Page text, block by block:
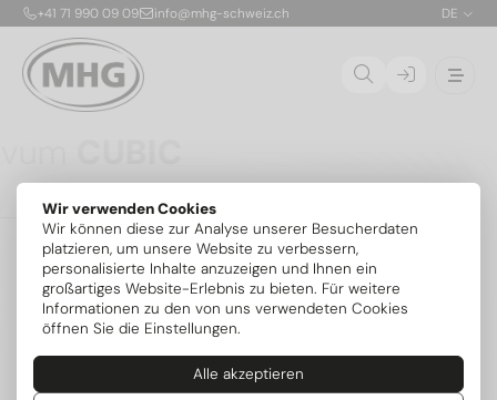
Wir verwenden Cookies
Wir können diese zur Analyse unserer Besucherdaten
platzieren, um unsere Website zu verbessern,
personalisierte Inhalte anzuzeigen und Ihnen ein
großartiges Website-Erlebnis zu bieten. Für weitere
Informationen zu den von uns verwendeten Cookies
öffnen Sie die Einstellungen.
Alle akzeptieren
+41 71 990 09 09 info@mhg-schweiz.ch DE
Die CUBIC ist die erste patentierte, stapelbare
Propan-Solewärmepumpe für die Aufstellung im
Gebäude. Dank nur 150 g Kältemittel R290 pro Modul
ist die sichere Innenaufstellung bis 54 kW ohne
zusätzliche Sicherheitsvorrichtungen möglich. Die
flexibel kombinierbaren Module mit je 6,8 kW lassen
sich exakt an den Bedarf anpassen und später
erweitern – mit serienmässig integrierter aktiver
Mehr zum Serienstart Weitere Modelle